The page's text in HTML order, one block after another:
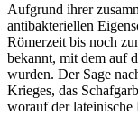
Aufgrund ihrer
antibakteriellen
Römerzeit bis noch
bekannt, mit dem auf
wurden. Der Sage
Krieges, das
worauf der lateinische